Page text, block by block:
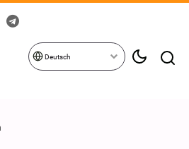
Deutsch